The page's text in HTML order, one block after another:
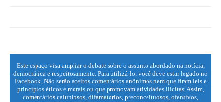
Este espaço visa ampliar o debate sobre o assunto abordado na notícia,
democrática e respeitosamente. Para utilizá-lo, você deve estar logado no
Facebook. Não serão aceitos comentários anônimos nem que firam leis e
princípios éticos e morais ou que promovam atividades ilícitas. Assim,
comentários caluniosos, difamatórios, preconceituosos, ofensivos,